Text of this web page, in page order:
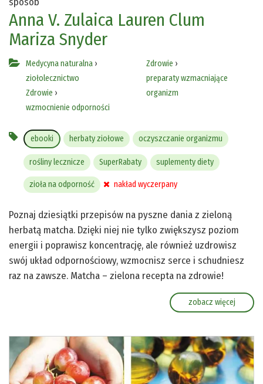
Anna V. Zulaica Lauren Clum
Mariza Snyder
Medycyna naturalna ›
ziołolecznictwo
Zdrowie ›
wzmocnienie odporności
Zdrowie ›
preparaty wzmacniające
organizm
ebooki herbaty ziołowe oczyszczanie organizmu
rośliny lecznicze SuperRabaty suplementy diety
zioła na odporność nakład wyczerpany
Poznaj dziesiątki przepisów na pyszne dania z zieloną
herbatą matcha. Dzięki niej nie tylko zwiększysz poziom
energii i poprawisz koncentrację, ale również uzdrowisz
swój układ odpornościowy, wzmocnisz serce i schudniesz
raz na zawsze. Matcha – zielona recepta na zdrowie!
zobacz więcej